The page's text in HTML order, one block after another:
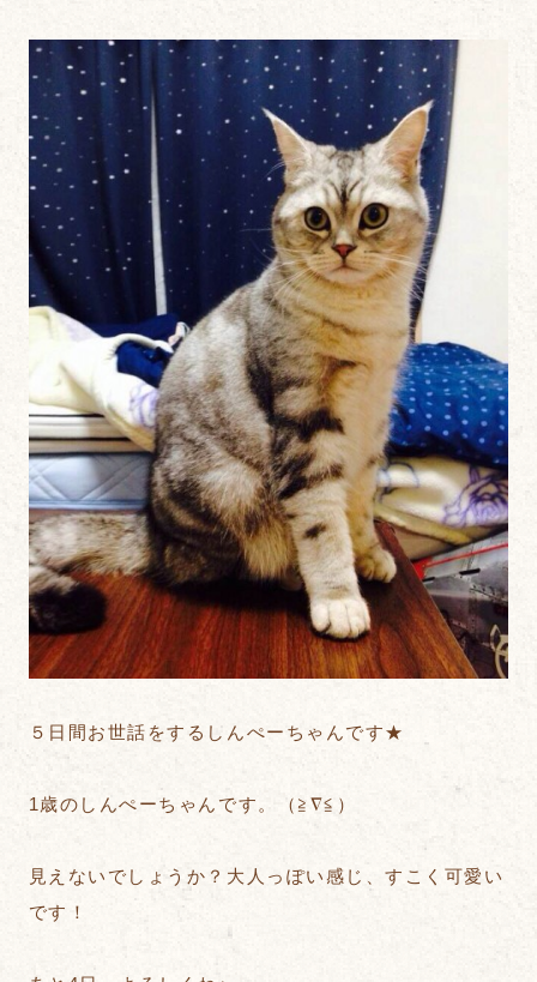
５日間お世話をするしんぺーちゃんです★
1歳のしんぺーちゃんです。（≧∇≦）
見えないでしょうか？大人っぽい感じ、すこく可愛い
です！